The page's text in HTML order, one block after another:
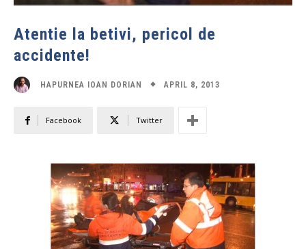
Atentie la betivi, pericol de
accidente!
HAPURNEA IOAN DORIAN APRIL 8, 2013
Facebook Twitter